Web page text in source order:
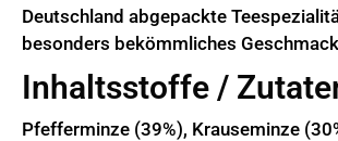
Deutschland abgepackte
besonders bekömmliches
Inhaltsstoffe /
Pfefferminze (39%), Krauseminze